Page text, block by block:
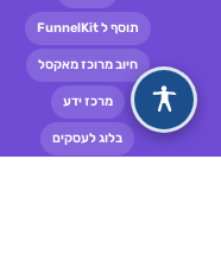
תוסף ל FunnelKit
חיוב מרוכז מאקסל
מרכז ידע
בלוג לעסקים